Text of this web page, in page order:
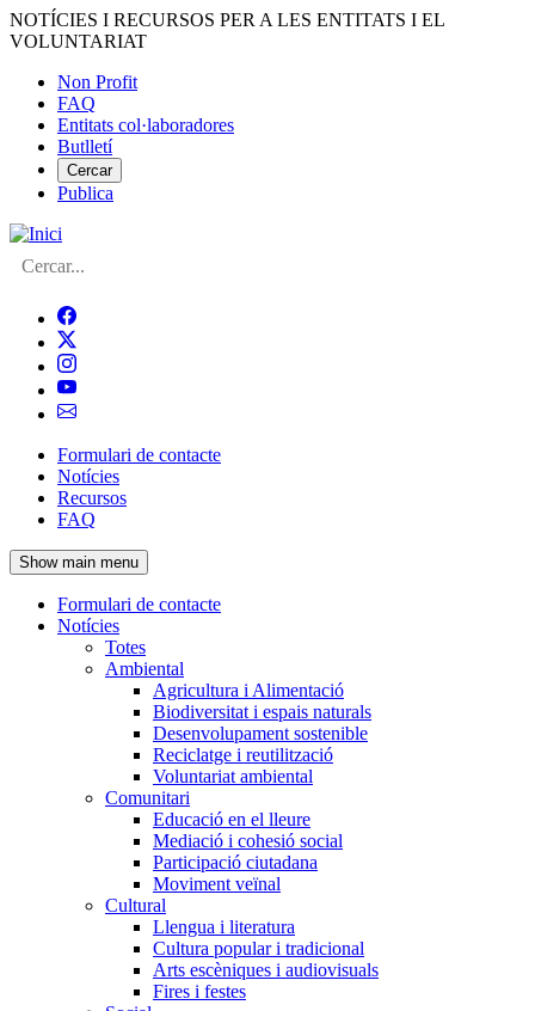
Vés
al
NOTÍCIES I RECURSOS PER A LES ENTITATS I EL
VOLUNTARIAT
Menú
del
compte
d'usuari
Non Profit
FAQ
Entitats col·laboradores
Butlletí
Cercar
Publica
Cerca
Navegació
principal
de
l'encapçalament
Formulari de contacte
Notícies
Recursos
FAQ
Show main menu
Navegació
principal
Formulari de contacte
Notícies
Totes
Ambiental
Agricultura i Alimentació
Biodiversitat i espais naturals
Desenvolupament sostenible
Reciclatge i reutilització
Voluntariat ambiental
Comunitari
Educació en el lleure
Mediació i cohesió social
Participació ciutadana
Moviment veïnal
Cultural
Llengua i literatura
Cultura popular i tradicional
Arts escèniques i audiovisuals
Fires i festes